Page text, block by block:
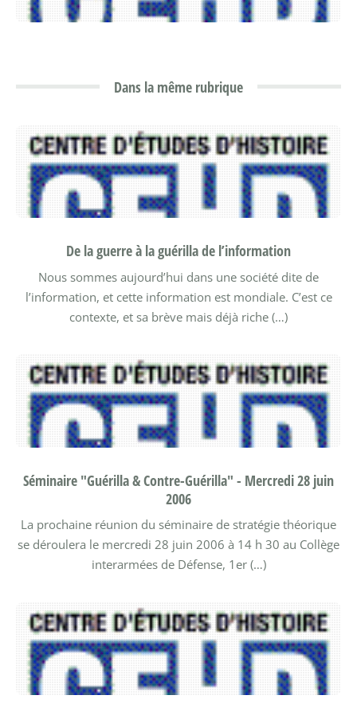
Dans la même rubrique
De la guerre à la guérilla de l’information
Nous sommes aujourd’hui dans une société dite de
l’information, et cette information est mondiale. C’est ce
contexte, et sa brève mais déjà riche (…)
Séminaire "Guérilla & Contre-Guérilla" - Mercredi 28 juin
2006
La prochaine réunion du séminaire de stratégie théorique
se déroulera le mercredi 28 juin 2006 à 14 h 30 au Collège
interarmées de Défense, 1er (…)